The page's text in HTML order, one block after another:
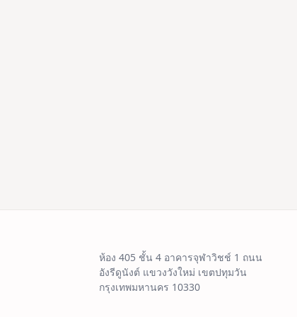
ห้อง 405 ชั้น 4 อาคารจุฬาวิชช์ 1 ถนน
อังรีดูนังต์ แขวงวังใหม่ เขตปทุมวัน
กรุงเทพมหานคร 10330